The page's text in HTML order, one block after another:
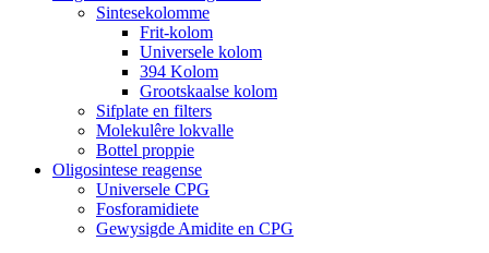
Sintesekolomme
Frit-kolom
Universele kolom
394 Kolom
Grootskaalse kolom
Sifplate en filters
Molekulêre lokvalle
Bottel proppie
Oligosintese reagense
Universele CPG
Fosforamidiete
Gewysigde Amidite en CPG